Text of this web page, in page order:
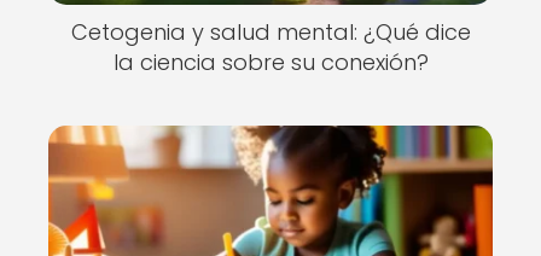
Cetogenia y salud mental: ¿Qué dice
la ciencia sobre su conexión?